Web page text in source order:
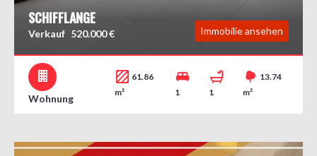
SCHIFFLANGE
Verkauf 520.000 € Immobilie ansehen
Wohnung
61.86
m²
1 1
13.74
m²